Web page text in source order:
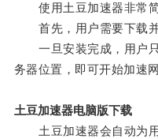
使用土豆加速器非常简
首先，用户需要下载并
一旦安装完成，用户只
务器位置，即可开始加速
土豆加速器电脑版下载
土豆加速器会自动为用